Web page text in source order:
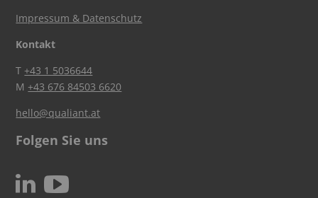
Impressum & Datenschutz
Kontakt
T+43 1 5036644
M+43 676 84503 6620
hello@qualiant.at
Folgen Sie uns
N c